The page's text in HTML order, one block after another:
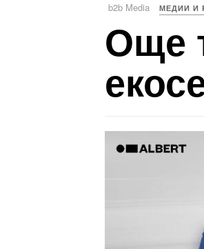
b2b Media МЕДИИ И
Още